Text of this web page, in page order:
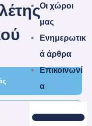
Οι χώροι
μας
Ενημερωτικ
ά άρθρα
Επικοινωνί
α